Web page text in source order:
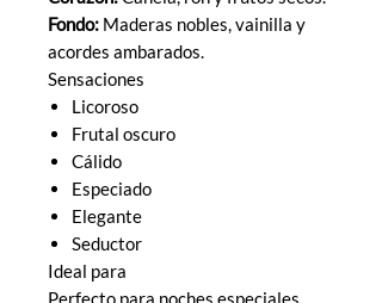
Fondo: Maderas nobles, vainilla y
acordes ambarados.
Sensaciones
Licoroso
Frutal oscuro
Cálido
Especiado
Elegante
Seductor
Ideal para
Perfecto para noches especiales,